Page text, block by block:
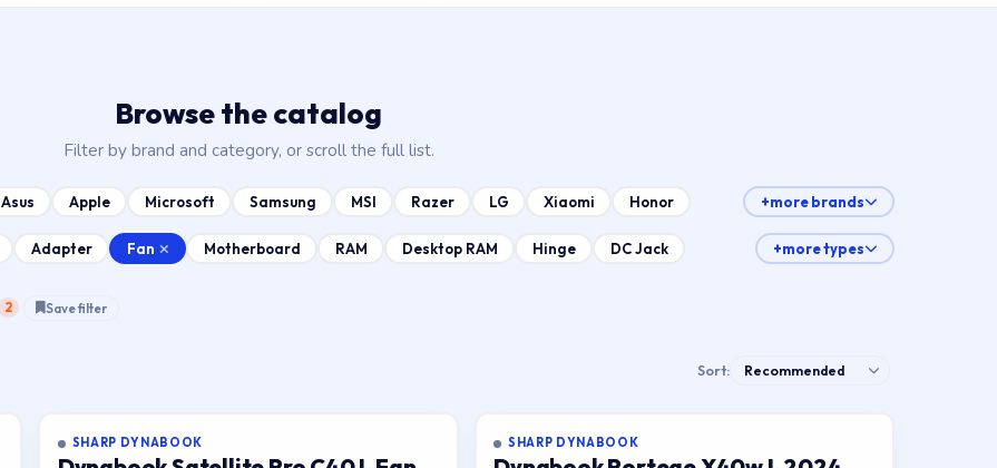
Browse the catalog
Filter by brand and category, or scroll the full list.
Asus Apple Microsoft Samsung MSI Razer LG Xiaomi Honor +more brands
Adapter Fan Motherboard RAM Desktop RAM Hinge DC Jack +more types
2 Save filter
Sort:
SHARP DYNABOOK SHARP DYNABOOK